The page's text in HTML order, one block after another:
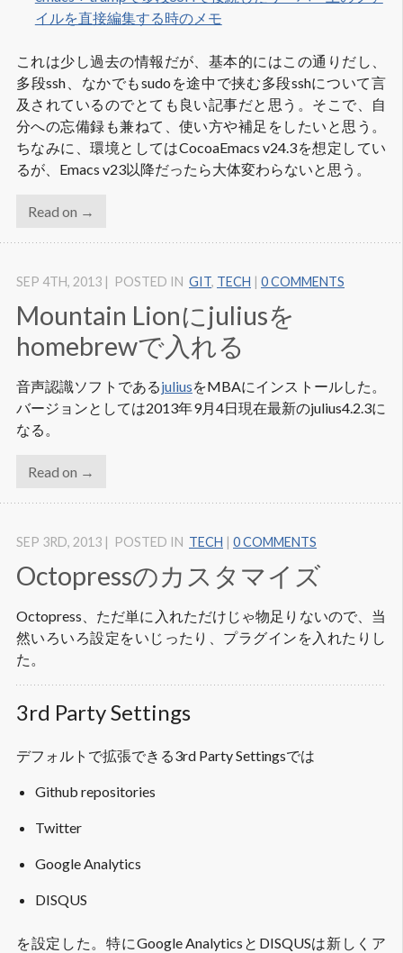
イルを直接編集する時のメモ
これは少し過去の情報だが、基本的にはこの通りだし、
多段ssh、なかでもsudoを途中で挟む多段sshについて言
及されているのでとても良い記事だと思う。そこで、自
分への忘備録も兼ねて、使い方や補足をしたいと思う。
ちなみに、環境としてはCocoaEmacs v24.3を想定してい
るが、Emacs v23以降だったら大体変わらないと思う。
Read on →
Mountain Lionにjuliusを
homebrewで入れる
SEP 4TH, 2013 | POSTED IN GIT, TECH | 0 COMMENTS
音声認識ソフトであるjuliusをMBAにインストールした。
バージョンとしては2013年9月4日現在最新のjulius4.2.3に
なる。
Read on →
Octopressのカスタマイズ
SEP 3RD, 2013 | POSTED IN TECH | 0 COMMENTS
Octopress、ただ単に入れただけじゃ物足りないので、当
然いろいろ設定をいじったり、プラグインを入れたりし
た。
3rd Party Settings
デフォルトで拡張できる3rd Party Settingsでは
Github repositories
Twitter
Google Analytics
DISQUS
を設定した。特にGoogle AnalyticsとDISQUSは新しくア